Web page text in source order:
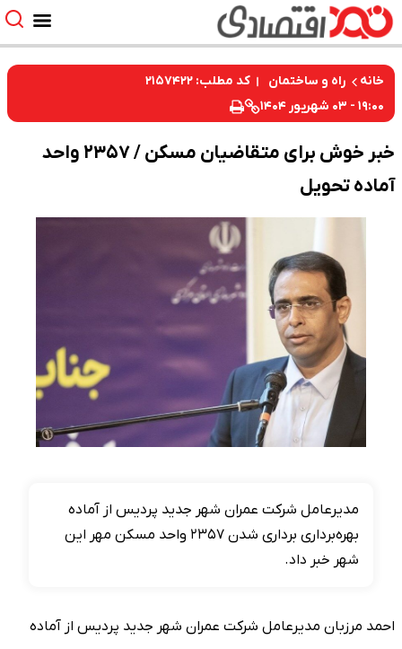
خانه راه و ساختمان
کد مطلب: ۲۱۵۷۴۲۲
۱۹:۰۰ - ۰۳ شهریور ۱۴۰۴
خبر خوش برای متقاضیان مسکن / ۲۳۵۷ واحد
آماده تحویل
مدیرعامل شرکت عمران شهر جدید پردیس از آماده
بهره‌برداری برداری شدن ۲۳۵۷ واحد مسکن مهر این
شهر خبر داد.
احمد مرزبان مدیرعامل شرکت عمران شهر جدید پردیس از آماده